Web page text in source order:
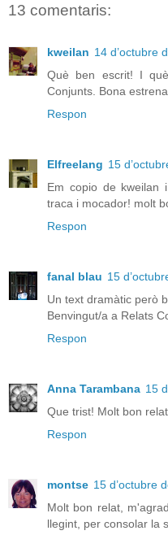
13 comentaris:
kweilan 14 d’octubre
Què ben escrit! I
Conjunts. Bona
Respon
Elfreelang 15
Em copio de kweilan
traca i mocador! molt
Respon
fanal blau 15
Un text dramàtic però
Benvingut/a a Relats
Respon
Anna Tarambana 15
Que trist! Molt bon
Respon
montse 15 d’octubre
Molt bon relat,
llegint, per consolar la